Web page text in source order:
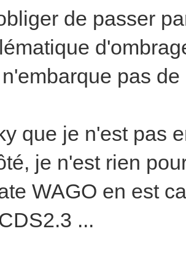
de passer
pas
que je n'est pas
je n'est rien
WAGO en est
...